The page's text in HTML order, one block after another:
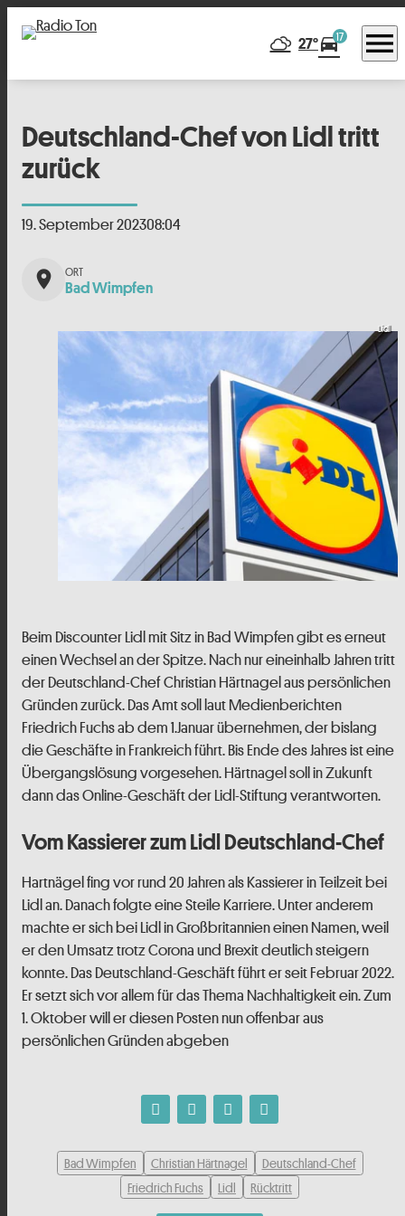
27°directions_car17 menu
Deutschland-Chef von Lidl tritt
zurück
19. September 202308:04
place Bad Wimpfen
Lidl
Beim Discounter Lidl mit Sitz in Bad Wimpfen gibt es erneut
einen Wechsel an der Spitze. Nach nur eineinhalb Jahren tritt
der Deutschland-Chef Christian Härtnagel aus persönlichen
Gründen zurück. Das Amt soll laut Medienberichten
Friedrich Fuchs ab dem 1.Januar übernehmen, der bislang
die Geschäfte in Frankreich führt. Bis Ende des Jahres ist eine
Übergangslösung vorgesehen. Härtnagel soll in Zukunft
dann das Online-Geschäft der Lidl-Stiftung verantworten.
Vom Kassierer zum Lidl Deutschland-Chef
Hartnägel fing vor rund 20 Jahren als Kassierer in Teilzeit bei
Lidl an. Danach folgte eine Steile Karriere. Unter anderem
machte er sich bei Lidl in Großbritannien einen Namen, weil
er den Umsatz trotz Corona und Brexit deutlich steigern
konnte. Das Deutschland-Geschäft führt er seit Februar 2022.
Er setzt sich vor allem für das Thema Nachhaltigkeit ein. Zum
1. Oktober will er diesen Posten nun offenbar aus
persönlichen Gründen abgeben
Bad Wimpfen Christian Härtnagel
Deutschland-Chef
Friedrich Fuchs
Lidl Rücktritt